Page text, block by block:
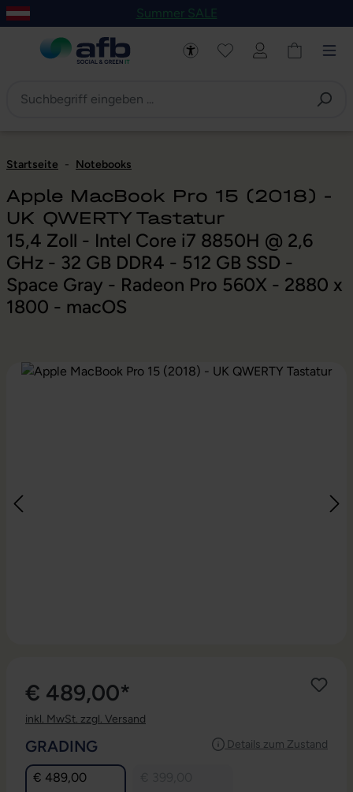
Hauptinhalt springen
Zur Navigation der B2B-Plattform springen
Summer SALE
Startseite - Notebooks
Apple MacBook Pro 15 (2018) -
UK QWERTY Tastatur
15,4 Zoll - Intel Core i7 8850H @ 2,6
GHz - 32 GB DDR4 - 512 GB SSD -
Space Gray - Radeon Pro 560X - 2880 x
1800 - macOS
Bildergalerie überspringen
€ 489,00*
inkl. MwSt. zzgl. Versand
Details zum Zustand
GRADING
€ 489,00